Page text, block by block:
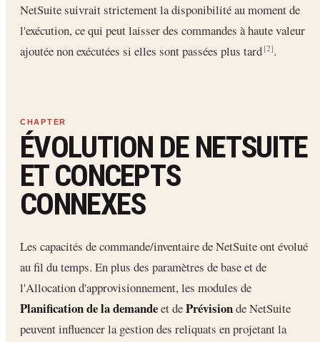
NetSuite suivrait strictement la disponibilité au moment de
l'exécution, ce qui peut laisser des commandes à haute valeur
ajoutée non exécutées si elles sont passées plus tard[2].
ÉVOLUTION DE NETSUITE
ET CONCEPTS
CONNEXES
Les capacités de commande/inventaire de NetSuite ont évolué
au fil du temps. En plus des paramètres de base et de
l'Allocation d'approvisionnement, les modules de
Planification de la demandeet dePrévisionde NetSuite
peuvent influencer la gestion des reliquats en projetant la